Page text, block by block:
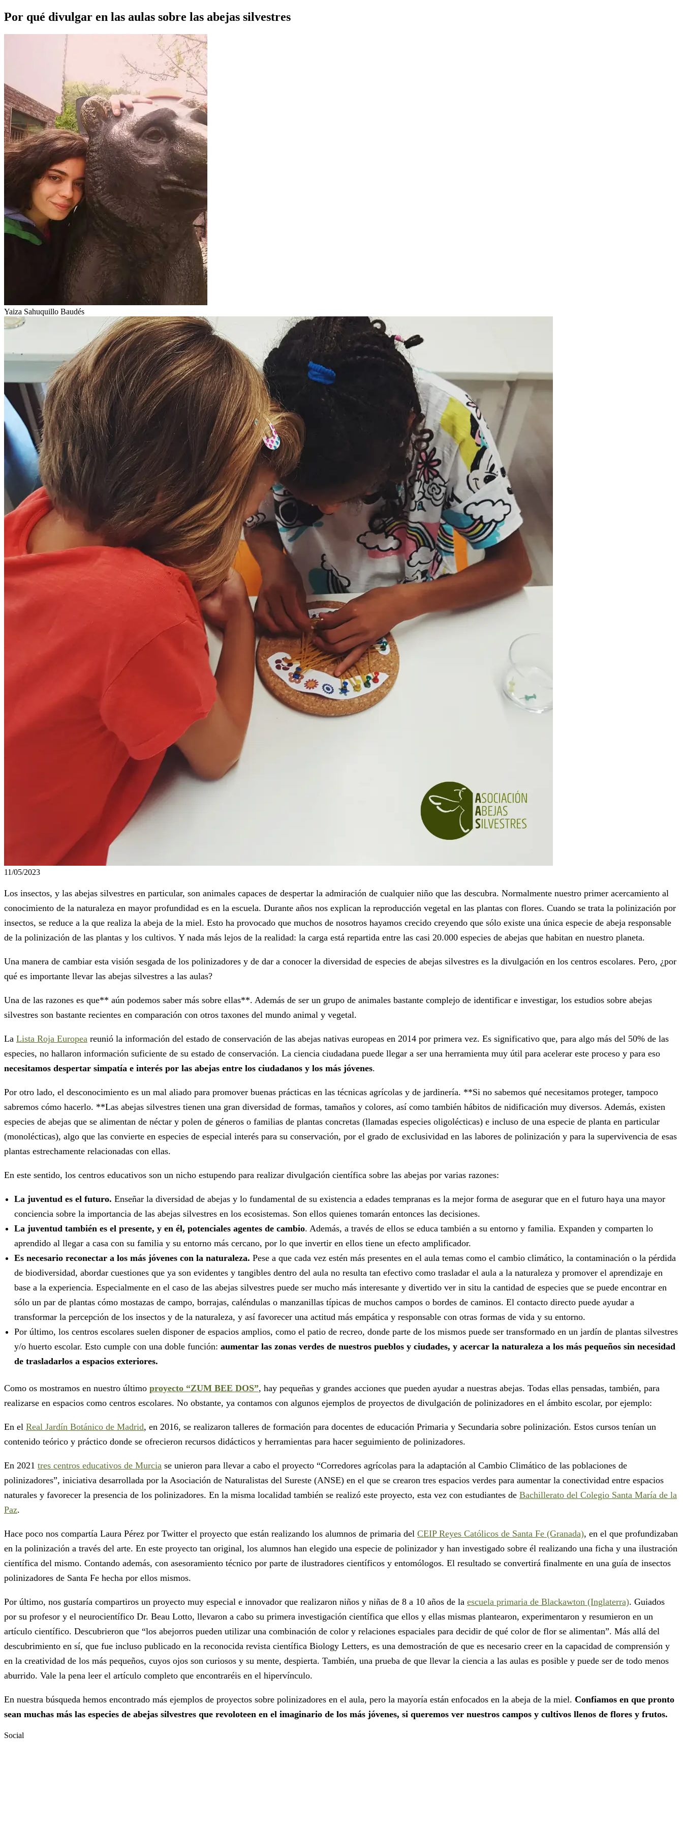
Por qué divulgar en las aulas sobre las abejas silvestres
Yaiza Sahuquillo Baudés
11/05/2023
Los insectos, y las abejas silvestres en particular, son animales capaces de despertar la admiración de cualquier niño que las descubra. Normalmente nuestro primer acercamiento al
conocimiento de la naturaleza en mayor profundidad es en la escuela. Durante años nos explican la reproducción vegetal en las plantas con flores. Cuando se trata la polinización por
insectos, se reduce a la que realiza la abeja de la miel. Esto ha provocado que muchos de nosotros hayamos crecido creyendo que sólo existe una única especie de abeja responsable
de la polinización de las plantas y los cultivos. Y nada más lejos de la realidad: la carga está repartida entre las casi 20.000 especies de abejas que habitan en nuestro planeta.
Una manera de cambiar esta visión sesgada de los polinizadores y de dar a conocer la diversidad de especies de abejas silvestres es la divulgación en los centros escolares. Pero, ¿por
qué es importante llevar las abejas silvestres a las aulas?
Una de las razones es que** aún podemos saber más sobre ellas**. Además de ser un grupo de animales bastante complejo de identificar e investigar, los estudios sobre abejas
silvestres son bastante recientes en comparación con otros taxones del mundo animal y vegetal.
La Lista Roja Europea reunió la información del estado de conservación de las abejas nativas europeas en 2014 por primera vez. Es significativo que, para algo más del 50% de las
especies, no hallaron información suficiente de su estado de conservación. La ciencia ciudadana puede llegar a ser una herramienta muy útil para acelerar este proceso y para eso
necesitamos despertar simpatía e interés por las abejas entre los ciudadanos y los más jóvenes.
Por otro lado, el desconocimiento es un mal aliado para promover buenas prácticas en las técnicas agrícolas y de jardinería. **Si no sabemos qué necesitamos proteger, tampoco
sabremos cómo hacerlo. **Las abejas silvestres tienen una gran diversidad de formas, tamaños y colores, así como también hábitos de nidificación muy diversos. Además, existen
especies de abejas que se alimentan de néctar y polen de géneros o familias de plantas concretas (llamadas especies oligolécticas) e incluso de una especie de planta en particular
(monolécticas), algo que las convierte en especies de especial interés para su conservación, por el grado de exclusividad en las labores de polinización y para la supervivencia de esas
plantas estrechamente relacionadas con ellas.
En este sentido, los centros educativos son un nicho estupendo para realizar divulgación científica sobre las abejas por varias razones:
La juventud es el futuro. Enseñar la diversidad de abejas y lo fundamental de su existencia a edades tempranas es la mejor forma de asegurar que en el futuro haya una mayor
conciencia sobre la importancia de las abejas silvestres en los ecosistemas. Son ellos quienes tomarán entonces las decisiones.
La juventud también es el presente, y en él, potenciales agentes de cambio. Además, a través de ellos se educa también a su entorno y familia. Expanden y comparten lo
aprendido al llegar a casa con su familia y su entorno más cercano, por lo que invertir en ellos tiene un efecto amplificador.
Es necesario reconectar a los más jóvenes con la naturaleza. Pese a que cada vez estén más presentes en el aula temas como el cambio climático, la contaminación o la pérdida
de biodiversidad, abordar cuestiones que ya son evidentes y tangibles dentro del aula no resulta tan efectivo como trasladar el aula a la naturaleza y promover el aprendizaje en
base a la experiencia. Especialmente en el caso de las abejas silvestres puede ser mucho más interesante y divertido ver in situ la cantidad de especies que se puede encontrar en
sólo un par de plantas cómo mostazas de campo, borrajas, caléndulas o manzanillas típicas de muchos campos o bordes de caminos. El contacto directo puede ayudar a
transformar la percepción de los insectos y de la naturaleza, y así favorecer una actitud más empática y responsable con otras formas de vida y su entorno.
Por último, los centros escolares suelen disponer de espacios amplios, como el patio de recreo, donde parte de los mismos puede ser transformado en un jardín de plantas silvestres
y/o huerto escolar. Esto cumple con una doble función: aumentar las zonas verdes de nuestros pueblos y ciudades, y acercar la naturaleza a los más pequeños sin necesidad
de trasladarlos a espacios exteriores.
Como os mostramos en nuestro último proyecto “ZUM BEE DOS”, hay pequeñas y grandes acciones que pueden ayudar a nuestras abejas. Todas ellas pensadas, también, para
realizarse en espacios como centros escolares. No obstante, ya contamos con algunos ejemplos de proyectos de divulgación de polinizadores en el ámbito escolar, por ejemplo:
En el Real Jardín Botánico de Madrid, en 2016, se realizaron talleres de formación para docentes de educación Primaria y Secundaria sobre polinización. Estos cursos tenían un
contenido teórico y práctico donde se ofrecieron recursos didácticos y herramientas para hacer seguimiento de polinizadores.
En 2021 tres centros educativos de Murcia se unieron para llevar a cabo el proyecto “Corredores agrícolas para la adaptación al Cambio Climático de las poblaciones de
polinizadores”, iniciativa desarrollada por la Asociación de Naturalistas del Sureste (ANSE) en el que se crearon tres espacios verdes para aumentar la conectividad entre espacios
naturales y favorecer la presencia de los polinizadores. En la misma localidad también se realizó este proyecto, esta vez con estudiantes de Bachillerato del Colegio Santa María de la
Paz.
Hace poco nos compartía Laura Pérez por Twitter el proyecto que están realizando los alumnos de primaria del CEIP Reyes Católicos de Santa Fe (Granada), en el que profundizaban
en la polinización a través del arte. En este proyecto tan original, los alumnos han elegido una especie de polinizador y han investigado sobre él realizando una ficha y una ilustración
científica del mismo. Contando además, con asesoramiento técnico por parte de ilustradores científicos y entomólogos. El resultado se convertirá finalmente en una guía de insectos
polinizadores de Santa Fe hecha por ellos mismos.
Por último, nos gustaría compartiros un proyecto muy especial e innovador que realizaron niños y niñas de 8 a 10 años de la escuela primaria de Blackawton (Inglaterra). Guiados
por su profesor y el neurocientífico Dr. Beau Lotto, llevaron a cabo su primera investigación científica que ellos y ellas mismas plantearon, experimentaron y resumieron en un
artículo científico. Descubrieron que “los abejorros pueden utilizar una combinación de color y relaciones espaciales para decidir de qué color de flor se alimentan”. Más allá del
descubrimiento en sí, que fue incluso publicado en la reconocida revista científica Biology Letters, es una demostración de que es necesario creer en la capacidad de comprensión y
en la creatividad de los más pequeños, cuyos ojos son curiosos y su mente, despierta. También, una prueba de que llevar la ciencia a las aulas es posible y puede ser de todo menos
aburrido. Vale la pena leer el artículo completo que encontraréis en el hipervínculo.
En nuestra búsqueda hemos encontrado más ejemplos de proyectos sobre polinizadores en el aula, pero la mayoría están enfocados en la abeja de la miel. Confiamos en que pronto
sean muchas más las especies de abejas silvestres que revoloteen en el imaginario de los más jóvenes, si queremos ver nuestros campos y cultivos llenos de flores y frutos.
Social